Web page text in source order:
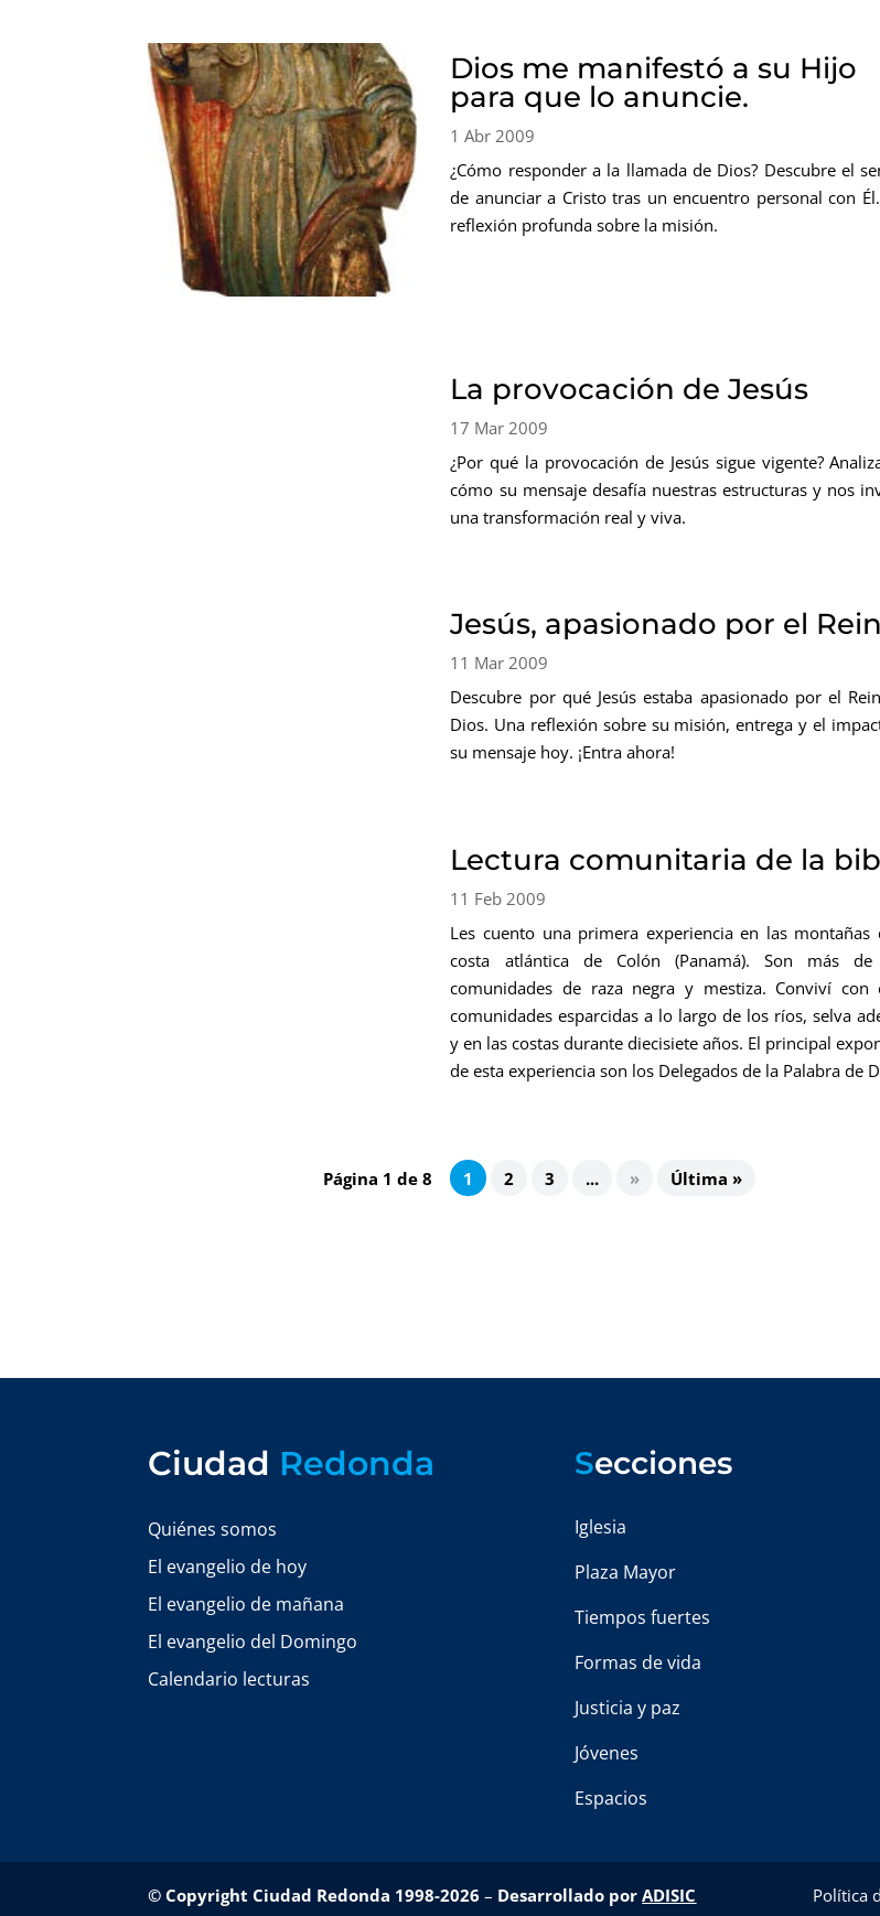
Dios me manifestó a su Hijo
para que lo anuncie.
1 Abr 2009
¿Cómo responder a la llamada de Dios? Descubre el
de anunciar a Cristo tras un encuentro personal con
reflexión profunda sobre la misión.
La provocación de Jesús
17 Mar 2009
¿Por qué la provocación de Jesús sigue vigente?
cómo su mensaje desafía nuestras estructuras y nos
una transformación real y viva.
Jesús, apasionado por el
11 Mar 2009
Descubre por qué Jesús estaba apasionado por el
Dios. Una reflexión sobre su misión, entrega y el
su mensaje hoy. ¡Entra ahora!
Lectura comunitaria de la
11 Feb 2009
Les cuento una primera experiencia en las mon­tañas
costa atlántica de Colón (Panamá). Son más
comunidades de raza negra y mestiza. Conviví con
comunidades esparcidas a lo largo de los ríos, selva
y en las costas durante die­cisiete años. El principal
de esta expe­riencia son los Delegados de la Palabra de
Página 1 de 8 1 2 3 ... » Última »
Ciudad Redonda
Quiénes somos
El evangelio de hoy
El evangelio de mañana
El evangelio del Domingo
Calendario lecturas
Secciones
Iglesia
Plaza Mayor
Tiempos fuertes
Formas de vida
Justicia y paz
Jóvenes
Espacios
© Copyright Ciudad Redonda 1998-2026 – Desarrollado porADISIC Política